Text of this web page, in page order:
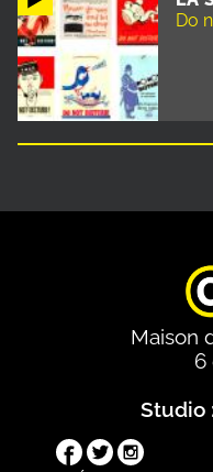
Do
Maison
6
Studio